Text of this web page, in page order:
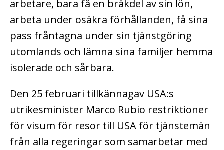
arbetare, bara få en bråkdel av sin lön,
arbeta under osäkra förhållanden, få sina
pass fråntagna under sin tjänstgöring
utomlands och lämna sina familjer hemma
isolerade och sårbara.
Den 25 februari tillkännagav USA:s
utrikesminister Marco Rubio restriktioner
för visum för resor till USA för tjänstemän
från alla regeringar som samarbetar med